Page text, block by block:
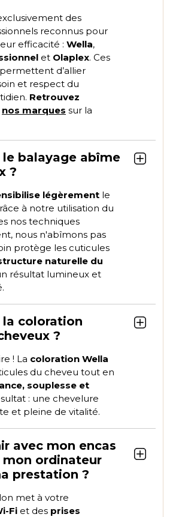
des
reconnus pour
efficacité : Wella,
et Olaplex. Ces
d’allier
et respect du
Retrouvez
nos marques sur la
le balayage abîme
?
légèrement le
à notre utilisation du
nos techniques
nous n'abîmons pas
protège les cuticules
naturelle du
résultat lumineux et
la coloration
?
! La coloration Wella
du cheveu tout en
souplesse et
: une chevelure
et pleine de vitalité.
avec mon encas
ordinateur
prestation ?
met à votre
Fi et des prises